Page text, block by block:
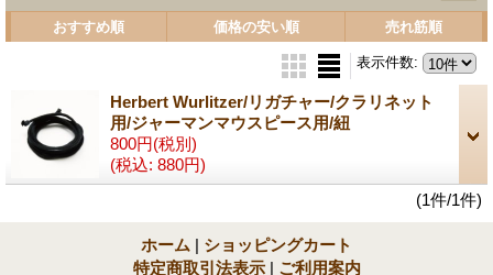
おすすめ順 価格の安い順 売れ筋順
表示件数:
Herbert Wurlitzer/リガチャー/クラリネット
用/ジャーマンマウスピース用/紐
800円(税別)
(税込: 880円)
(1件/1件)
ホーム | ショッピングカート
特定商取引法表示 | ご利用案内